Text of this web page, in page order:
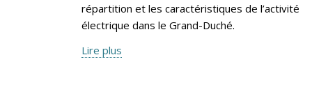
répartition et les caractéristiques de l’activité
électrique dans le Grand-Duché.
Lire plus